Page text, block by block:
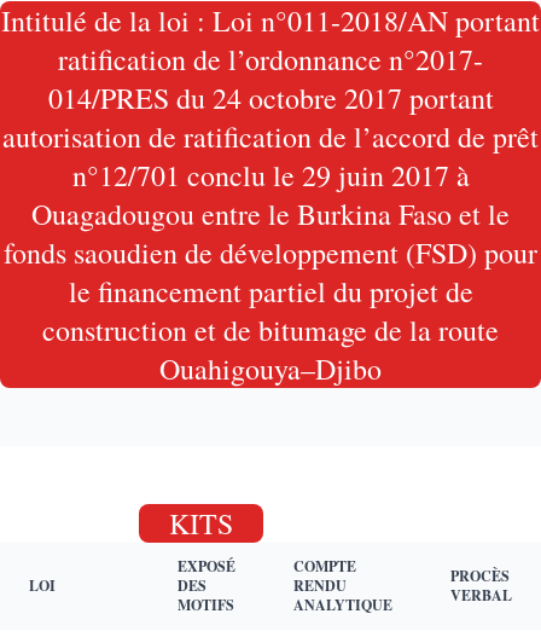
Intitulé de la loi : Loi n°011-2018/AN portant
ratification de l’ordonnance n°2017-
014/PRES du 24 octobre 2017 portant
autorisation de ratification de l’accord de prêt
n°12/701 conclu le 29 juin 2017 à
Ouagadougou entre le Burkina Faso et le
fonds saoudien de développement (FSD) pour
le financement partiel du projet de
construction et de bitumage de la route
Ouahigouya–Djibo
KITS
LOI
EXPOSÉ
DES
MOTIFS
COMPTE
RENDU
ANALYTIQUE
PROCÈS
VERBAL